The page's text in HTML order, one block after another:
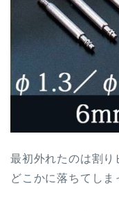
最初外れたのは割り
どこかに落ちてしま